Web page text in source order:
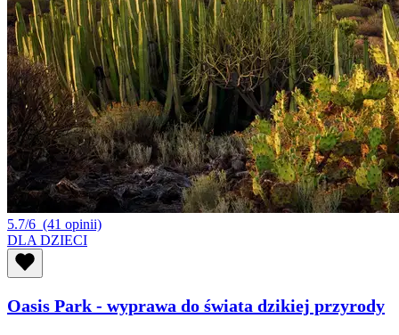
5.7/6 (41 opinii)
DLA DZIECI
Oasis Park - wyprawa do świata dzikiej przyrody